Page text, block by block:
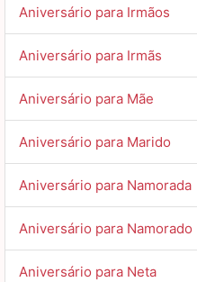
Aniversário para Irmãos
Aniversário para Irmãs
Aniversário para Mãe
Aniversário para Marido
Aniversário para Namorada
Aniversário para Namorado
Aniversário para Neta